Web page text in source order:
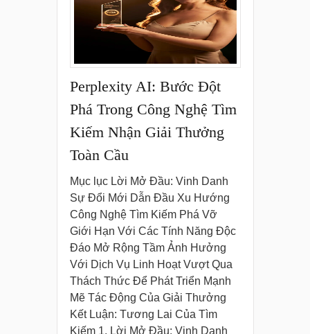
Perplexity AI: Bước Đột
Phá Trong Công Nghệ Tìm
Kiếm Nhận Giải Thưởng
Toàn Cầu
Mục lục Lời Mở Đầu: Vinh Danh
Sự Đổi Mới Dẫn Đầu Xu Hướng
Công Nghệ Tìm Kiếm Phá Vỡ
Giới Hạn Với Các Tính Năng Độc
Đáo Mở Rộng Tầm Ảnh Hưởng
Với Dịch Vụ Linh Hoạt Vượt Qua
Thách Thức Để Phát Triển Mạnh
Mẽ Tác Động Của Giải Thưởng
Kết Luận: Tương Lai Của Tìm
Kiếm 1. Lời Mở Đầu: Vinh Danh